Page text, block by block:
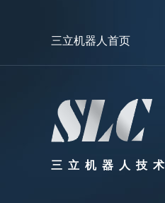
三立机器人首页
三立机器人技术